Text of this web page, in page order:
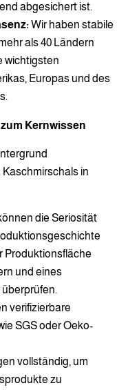
abgesichert ist.
Wir haben stabile
als 40 Ländern
wichtigsten
Europas und des
Kernwissen
in
die Seriosität
Produktionsfläche
und eines
verifizierbare
SGS oder Oeko-
vollständig, um
zu